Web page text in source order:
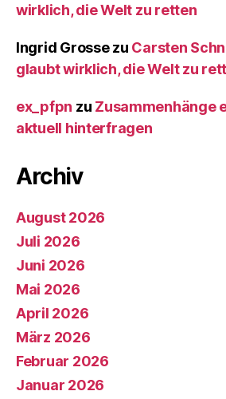
wirklich, die Welt zu retten
Ingrid Grossezu Carsten
glaubt wirklich, die Welt zu
ex_pfpn zu Zusammenhänge
aktuell hinterfragen
Archiv
August 2026
Juli 2026
Juni 2026
Mai 2026
April 2026
März 2026
Februar 2026
Januar 2026